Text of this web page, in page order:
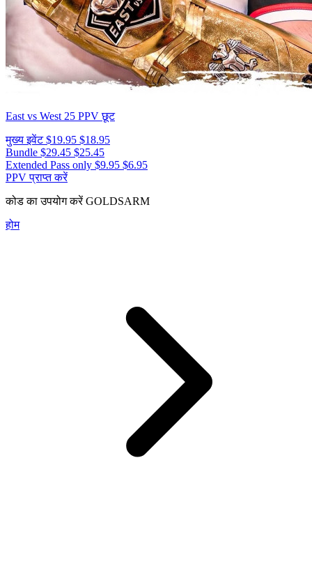
East vs West 25 PPV छूट
मुख्य इवेंट$19.95 $18.95
Bundle $29.45 $25.45
Extended Pass only $9.95 $6.95
PPV प्राप्त करें
कोड का उपयोग करेंGOLDSARM
होम